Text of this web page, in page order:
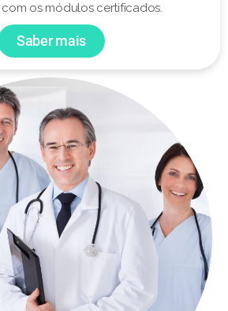
os módulos certificados.
Saber mais